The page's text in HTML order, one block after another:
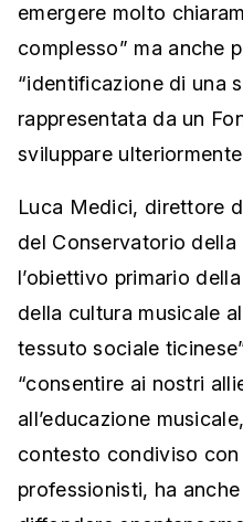
emergere molto
complesso” ma anche
“identificazione di una
rappresentata da un
sviluppare
Luca Medici, direttore
del Conservatorio
l’obiettivo primario
della cultura musicale
tessuto sociale
“consentire ai nostri
all’educazione
contesto condiviso
professionisti, ha